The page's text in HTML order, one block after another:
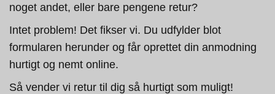
noget andet, eller bare pengene retur?
Intet problem! Det fikser vi. Du udfylder blot
formularen herunder og får oprettet din anmodning
hurtigt og nemt online.
Så vender vi retur til dig så hurtigt som muligt!